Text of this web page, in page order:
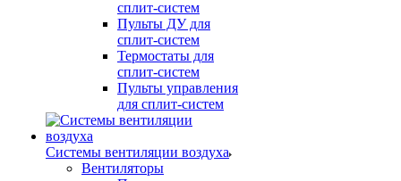
сплит-систем
Пульты ДУ для
сплит-систем
Термостаты для
сплит-систем
Пульты управления
для сплит-систем
Системы вентиляции воздуха
Вентиляторы